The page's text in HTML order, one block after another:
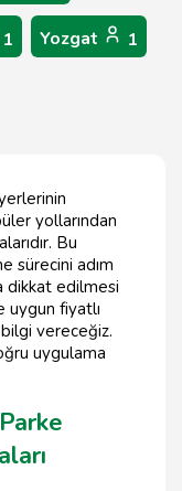
1 Yozgat 1
yollarından
Bu
sürecini adım
dikkat edilmesi
uygun fiyatlı
vereceğiz.
uygulama